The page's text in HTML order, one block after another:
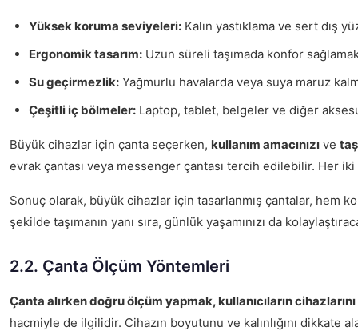
Yüksek koruma seviyeleri: Kalın yastıklama ve sert dış
Ergonomik tasarım: Uzun süreli taşımada konfor
Su geçirmezlik: Yağmurlu havalarda veya suya maruz
Çeşitli iç bölmeler: Laptop, tablet, belgeler ve diğer
Büyük cihazlar için çanta seçerken, kullanım amacınızı ve
evrak çantası veya messenger çantası tercih edilebilir. Her iki
Sonuç olarak, büyük cihazlar için tasarlanmış çantalar, hem
şekilde taşımanın yanı sıra, günlük yaşamınızı da
2.2. Çanta Ölçüm Yöntemleri
Çanta alırken doğru ölçüm yapmak, kullanıcıların
hacmiyle de ilgilidir. Cihazın boyutunu ve kalınlığını dikkate